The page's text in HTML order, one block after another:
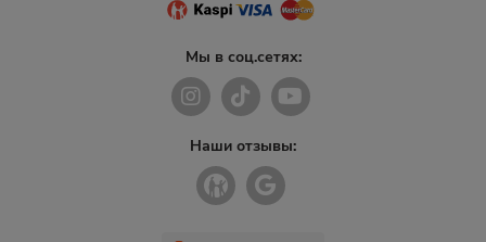
Мы в соц.сетях:
Наши отзывы: